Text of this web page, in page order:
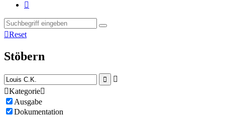

Reset
Stöbern


Kategorie
Ausgabe
Dokumentation